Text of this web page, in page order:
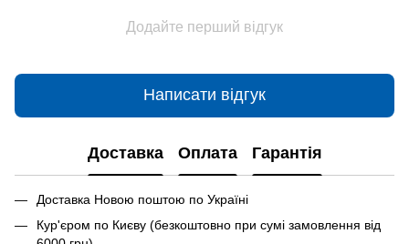
Додайте перший відгук
Написати відгук
Доставка Оплата Гарантія
Доставка Новою поштою по Україні
Кур'єром по Києву (безкоштовно при сумі замовлення від